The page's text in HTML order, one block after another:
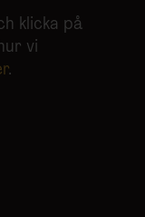
klicka på
vi
.